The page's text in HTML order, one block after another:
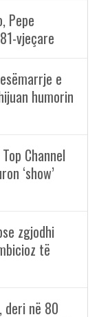
Pepe
vjeçare
e
humorin
Channel
‘show’
zgjodhi
të
deri në 80